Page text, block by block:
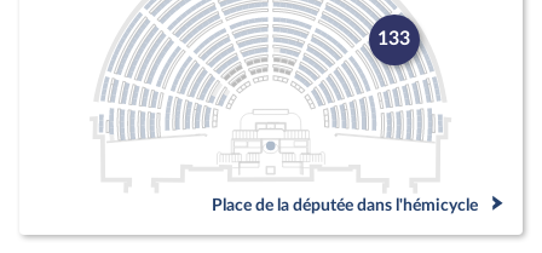
133
Place de la députée dans l'hémicycle